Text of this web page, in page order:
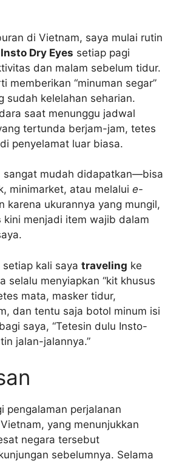
di Vietnam, saya mulai rutin
Insto Dry Eyes setiap pagi
dan malam sebelum tidur.
memberikan “minuman segar”
sudah kelelahan seharian.
saat menunggu jadwal
tertunda berjam-jam, tetes
penyelamat luar biasa.
sangat mudah didapatkan—bisa
minimarket, atau melalui e-
karena ukurannya yang mungil,
kini menjadi item wajib dalam
kali saya traveling ke
selalu menyiapkan “kit khusus
mata, masker tidur,
dan tentu saja botol minum isi
saya, “Tetesin dulu Insto-
jalan-jalannya.”
pengalaman perjalanan
yang menunjukkan
negara tersebut
sebelumnya. Selama